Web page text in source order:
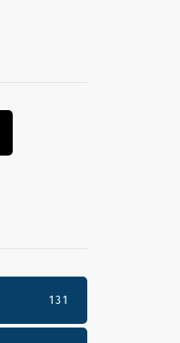
131